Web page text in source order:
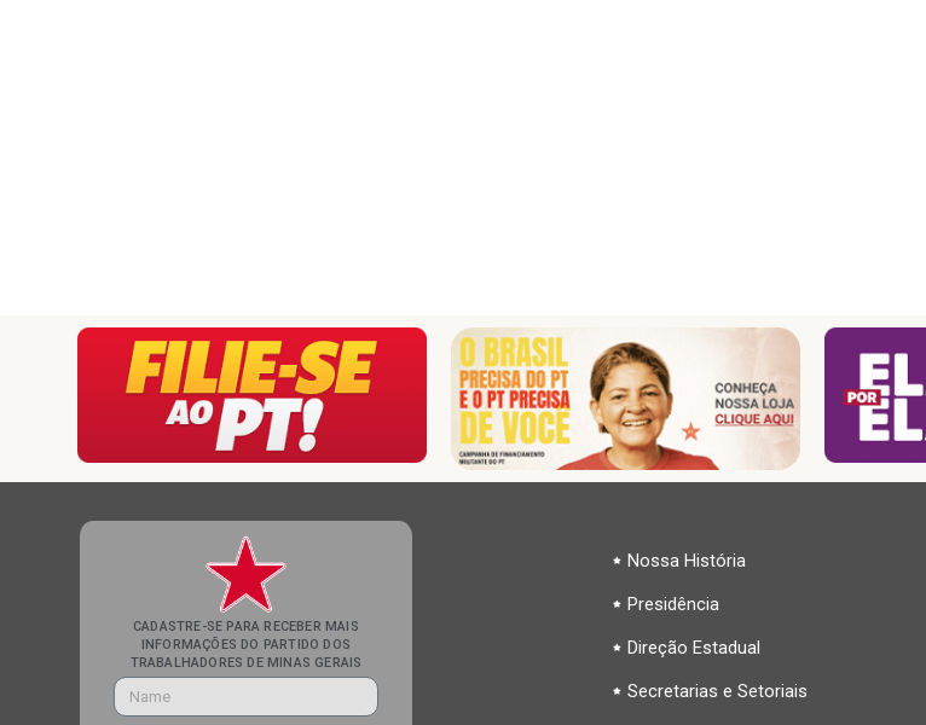
CADASTRE-SE PARA RECEBER MAIS
INFORMAÇÕES DO PARTIDO DOS
TRABALHADORES DE MINAS GERAIS
Nossa História
Presidência
Direção Estadual
Secretarias e Setoriais